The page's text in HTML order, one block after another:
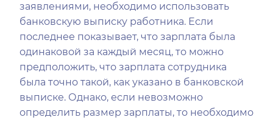
заявлениями, необходимо использовать
банковскую выписку работника. Если
последнее показывает, что зарплата была
одинаковой за каждый месяц, то можно
предположить, что зарплата сотрудника
была точно такой, как указано в банковской
выписке. Однако, если невозможно
определить размер зарплаты, то необходимо